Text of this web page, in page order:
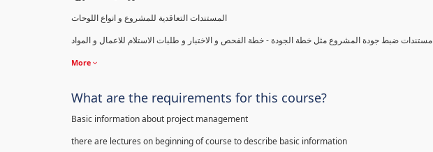
مستندات ضبط جودة المشروع مثل خطة الجودة - خطة الفحص و الاختبار و طلبات الاستلام للاعمال و المواد
More
What are the requirements for this course?
Basic information about project management
there are lectures on beginning of course to describe basic information